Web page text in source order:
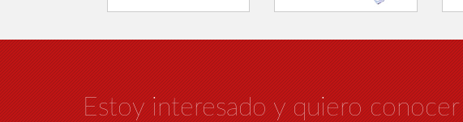
Estoy interesado y quiero